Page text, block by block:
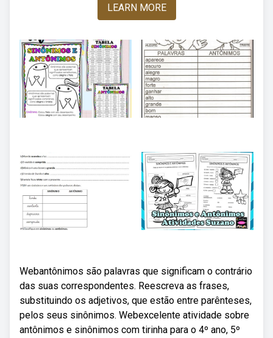
LEARN MORE
Webantônimos são palavras que significam o contrário
das suas correspondentes. Reescreva as frases,
substituindo os adjetivos, que estão entre parênteses,
pelos seus sinônimos. Webexcelente atividade sobre
antônimos e sinônimos com tirinha para o 4º ano, 5º